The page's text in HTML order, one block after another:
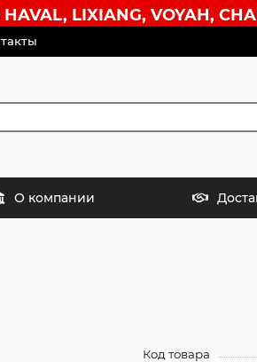
LIXIANG, VOYAH,
О компании
Код товара